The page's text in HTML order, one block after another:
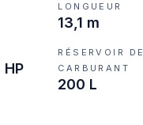
LONGUEUR
13,1 m
HP
RÉSERVOIR DE
CARBURANT
200 L